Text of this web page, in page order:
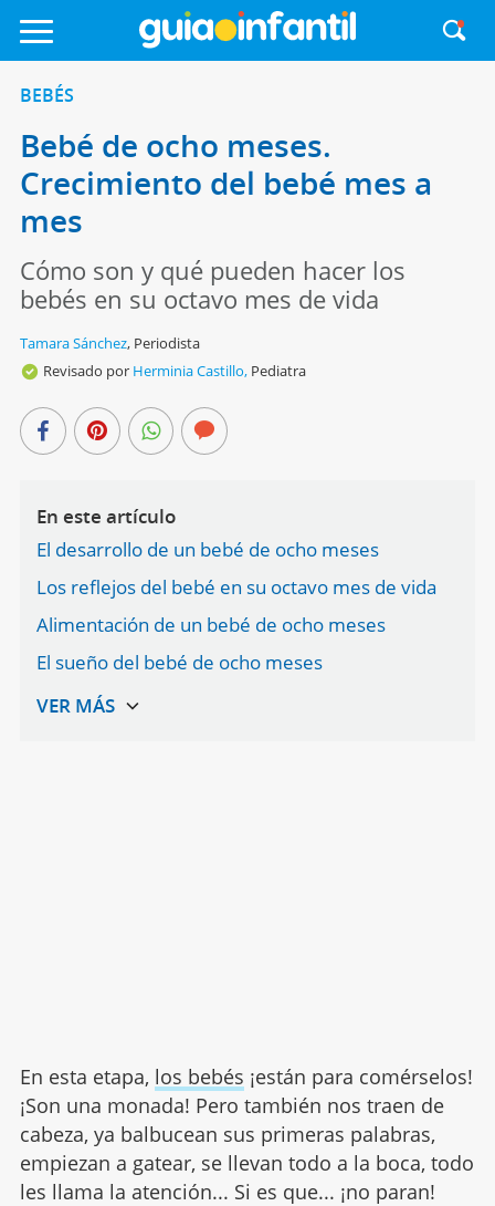
BEBÉS
Bebé de ocho meses.
Crecimiento del bebé mes a
mes
Cómo son y qué pueden hacer los
bebés en su octavo mes de vida
Tamara Sánchez, Periodista
Revisado por Herminia Castillo, Pediatra
En este artículo
El desarrollo de un bebé de ocho meses
Los reflejos del bebé en su octavo mes de vida
Alimentación de un bebé de ocho meses
El sueño del bebé de ocho meses
En esta etapa, los bebés ¡están para comérselos!
¡Son una monada! Pero también nos traen de
cabeza, ya balbucean sus primeras palabras,
empiezan a gatear, se llevan todo a la boca, todo
les llama la atención... Si es que... ¡no paran!